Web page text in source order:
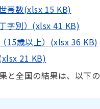
帯数(xlsx 15 KB)
字別）(xlsx 41 KB)
15歳以上）(xlsx 36 KB)
21 KB)
と全国の結果は、以下